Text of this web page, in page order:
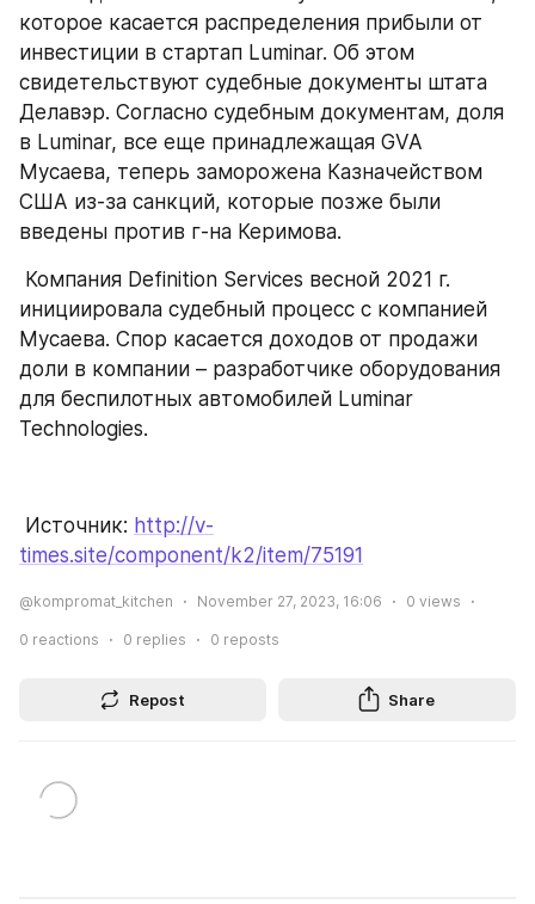
которое касается распределения прибыли от
инвестиции в стартап Luminar. Об этом
свидетельствуют судебные документы штата
Делавэр. Согласно судебным документам, доля
в Luminar, все еще принадлежащая GVA
Мусаева, теперь заморожена Казначейством
США из-за санкций, которые позже были
введены против г-на Керимова.
инициировала судебный процесс с компанией
Мусаева. Спор касается доходов от продажи
доли в компании – разработчике оборудования
для беспилотных автомобилей Luminar
Technologies.
Источник: http://v-
times.site/component/k2/item/75191
@kompromat_kitchen November 27, 2023, 16:06 0 views
0 reactions 0 replies 0 reposts
Repost Share